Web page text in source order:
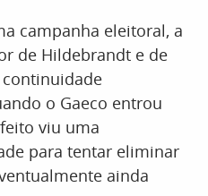
campanha eleitoral, a
de Hildebrandt e de
o Gaeco entrou
viu uma
para tentar eliminar
ainda